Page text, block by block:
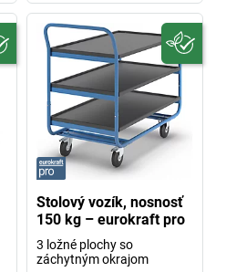
Stolový vozík, nosnosť
150 kg – eurokraft pro
3 ložné plochy so
záchytným okrajom